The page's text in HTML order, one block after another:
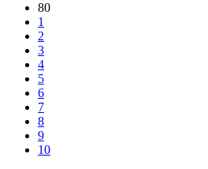
80
1
2
3
4
5
6
7
8
9
10